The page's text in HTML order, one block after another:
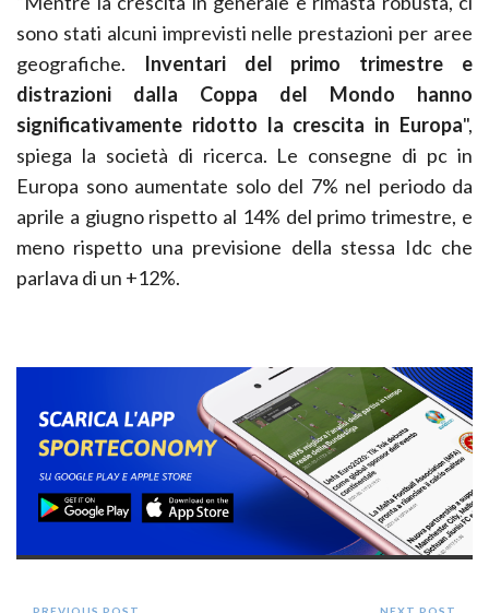
"Mentre la crescita in generale è rimasta robusta, ci
sono stati alcuni imprevisti nelle prestazioni per aree
geografiche. Inventari del primo trimestre e
distrazioni dalla Coppa del Mondo hanno
significativamente ridotto la crescita in Europa ",
spiega la società di ricerca. Le consegne di pc in
Europa sono aumentate solo del 7% nel periodo da
aprile a giugno rispetto al 14% del primo trimestre, e
meno rispetto una previsione della stessa Idc che
parlava di un +12%.